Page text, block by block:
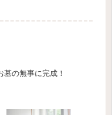
墓の無事に完成！